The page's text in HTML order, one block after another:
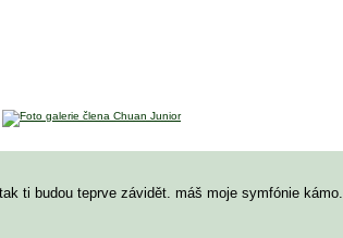
ti budou teprve závidět. máš moje symfónie kámo.